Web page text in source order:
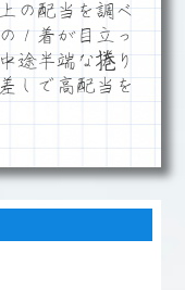
の配当を調べ
１着が目立っ
途半端な捲り
しで高配当を